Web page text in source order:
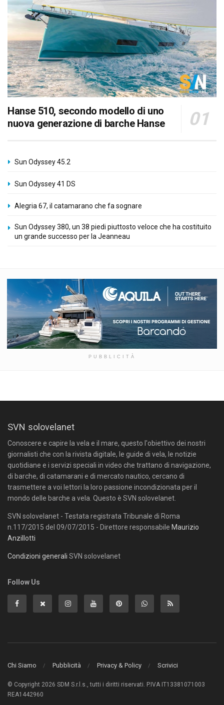
Hanse 510, secondo modello di uno
nuova generazione di barche Hanse
Sun Odyssey 45.2
Sun Odyssey 41 DS
Alegria 67, il catamarano che fa sognare
Sun Odyssey 380, un 38 piedi piuttosto veloce che ha costituito
un grande successo per la Jeanneau
PUBBLICITÀ
SVN solovelanet
Conoscere e capire la vela e il mare, questo l'obiettivo dei nostri
giornalisti che con la rivista digitale, le guide di vela, le notizie
quotidiane e i servizi speciali in video che trattano di navigazione,
di barche, di catamarani e di mercato nautico, cercano di
trasmettere a voi lettori la loro passione incondizionata per il
mondo delle barche a vela. Questo è SVN solovelanet.
SVN solovelanet - Testata registrata Tribunale di Roma
n.117/2015 del 09/07/2015 - Direttore responsabile Maurizio
Anzillotti
Condizioni generali SVN solovelanet
Follow Us
Chi Siamo Pubblicità Privacy & Policy Scrivici
© Copyright 2026 SDM S.r.l.s., tutti i diritti riservati. P.IVA IT13381071003
REA1442960